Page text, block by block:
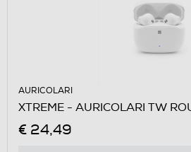
AURICOLARI
XTREME - AURICOLARI TW
€ 24,49